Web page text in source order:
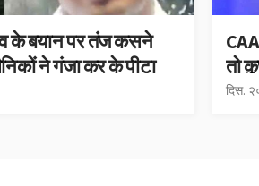
के बयान पर तंज कसने
ने गंजा कर के पीटा
तो
दिस.